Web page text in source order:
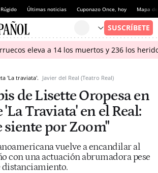
Últimas noticias Cuponazo Once, hoy Mapa
eleva a 14 los muertos y 236 los
'La traviata'. Javier del Real (Teatro Real)
de Lisette Oropesa en
Traviata' en el Real:
siente por Zoom"
vuelve a encandilar al
con una actuación abrumadora pese
distanciamiento.